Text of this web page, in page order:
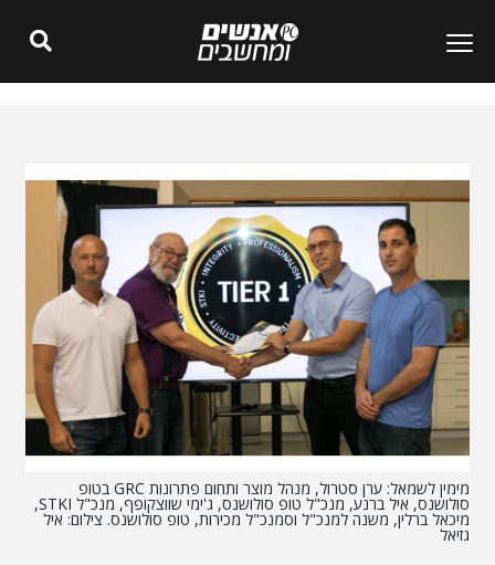
מימין לשמאל: ערן סטרול, מנהל מוצר ותחום פתרונות GRC בטופ
סולושנס, איל ברנע, מנכ"ל טופ סולושנס, ג'ימי שווצקופף, מנכ"ל STKI,
מיכאל ברלין, משנה למנכ"ל וסמנכ"ל מכירות, טופ סולושנס. צילום: איל
גזיאל